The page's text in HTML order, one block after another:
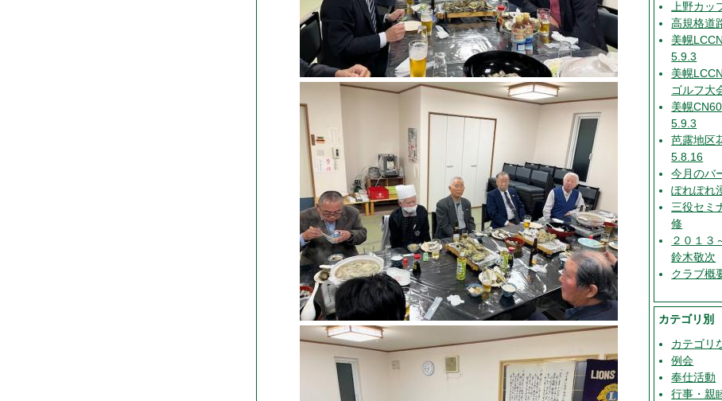
上野カッ
高規格道
美幌
5.9.3
美幌
ゴルフ大
美幌
5.9.3
芭露地区
5.8.16
今月のバ
ぽれぽれ
三役セミ
修
２０１３
鈴木敬次
クラブ概
カテゴリ別
カテゴリ
例会
奉仕活動
行事・親